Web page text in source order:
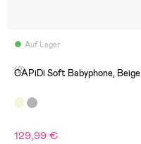
Auf Lager
(2)
CAPiDi Soft Babyphone, Beige
129,99 €